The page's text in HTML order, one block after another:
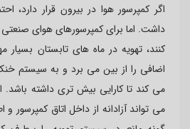
اگر کمپرسور هوا در بیرون قرار دارد،
داشت. اما برای کمپرسورهای هوای
کنند، تهویه در ماه های تابستان
اضافی را از بین می برد و به سیستم
می کند تا کارایی بیش تری داشته باشد.
می تواند آزادانه از داخل اتاق کمپرسور و